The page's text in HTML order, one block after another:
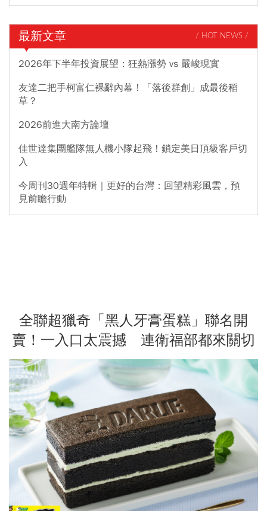
最新文章 / HOT NEWS /
2026年下半年投資展望：狂熱漲勢 vs 嚴峻現實
友達二把手柯富仁裸辭內幕！「落後群創」成最後稻
草？
2026前進大南方論壇
佳世達集團艦隊無人機小隊起飛！鎖定美日頂級客戶切
入
今周刊30週年特輯｜更好的台灣：回望精彩風雲，預
見前瞻行動
全聯超獵奇「黑人牙膏蛋糕」聯名開
賣！一入口太震撼 連衛福部都來關切